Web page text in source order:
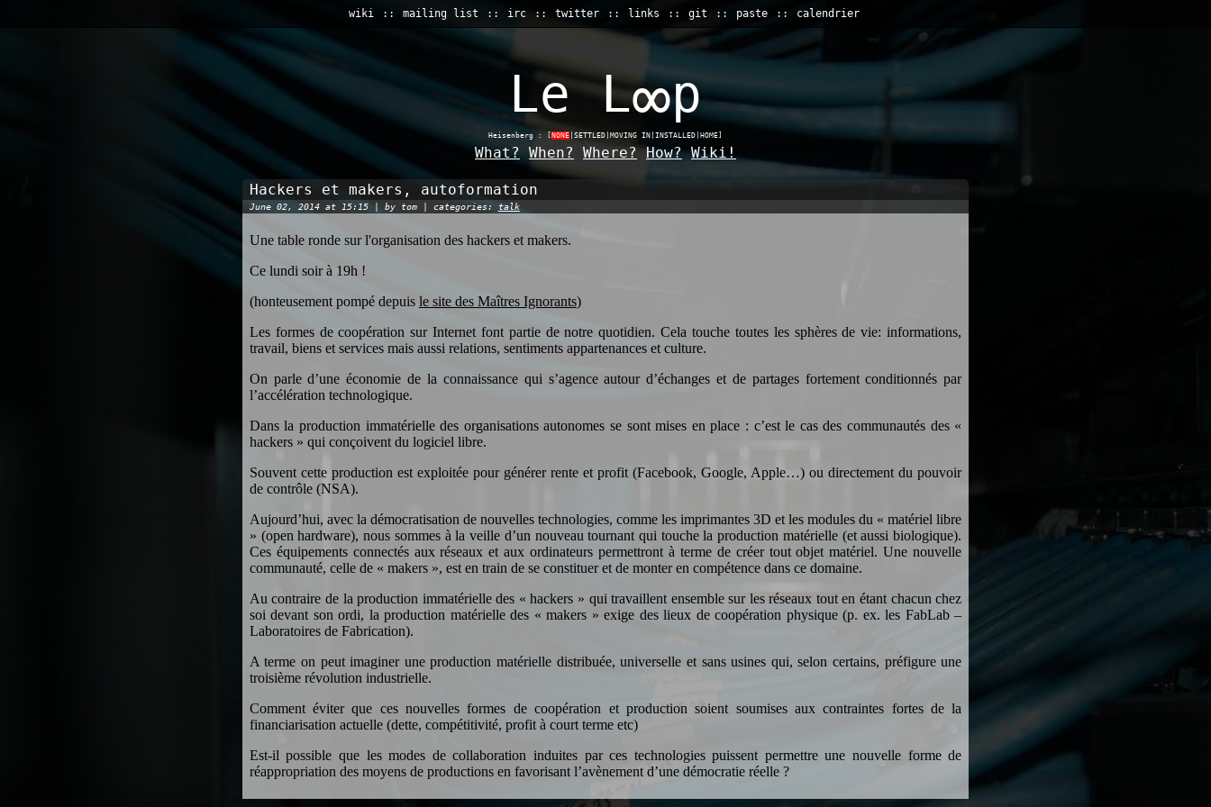
wiki mailing list irc twitter links git paste calendrier
Le L∞p
Heisenberg : [ NONE |SETTLED|MOVING IN|INSTALLED|HOME]
What? When? Where? How? Wiki!
Hackers et makers, autoformation
June 02, 2014 at 15:15 | by tom | categories: talk
Une table ronde sur l'organisation des hackers et makers.
Ce lundi soir à 19h !
(honteusement pompé depuis le site des Maîtres Ignorants)
Les formes de coopération sur Internet font partie de notre quotidien. Cela touche toutes les sphères de vie: informations,
travail, biens et services mais aussi relations, sentiments appartenances et culture.
On parle d’une économie de la connaissance qui s’agence autour d’échanges et de partages fortement conditionnés par
l’accélération technologique.
Dans la production immatérielle des organisations autonomes se sont mises en place : c’est le cas des communautés des «
hackers » qui conçoivent du logiciel libre.
Souvent cette production est exploitée pour générer rente et profit (Facebook, Google, Apple…) ou directement du pouvoir
de contrôle (NSA).
Aujourd’hui, avec la démocratisation de nouvelles technologies, comme les imprimantes 3D et les modules du « matériel libre
» (open hardware), nous sommes à la veille d’un nouveau tournant qui touche la production matérielle (et aussi biologique).
Ces équipements connectés aux réseaux et aux ordinateurs permettront à terme de créer tout objet matériel. Une nouvelle
communauté, celle de « makers », est en train de se constituer et de monter en compétence dans ce domaine.
Au contraire de la production immatérielle des « hackers » qui travaillent ensemble sur les réseaux tout en étant chacun chez
soi devant son ordi, la production matérielle des « makers » exige des lieux de coopération physique (p. ex. les FabLab –
Laboratoires de Fabrication).
A terme on peut imaginer une production matérielle distribuée, universelle et sans usines qui, selon certains, préfigure une
troisième révolution industrielle.
Comment éviter que ces nouvelles formes de coopération et production soient soumises aux contraintes fortes de la
financiarisation actuelle (dette, compétitivité, profit à court terme etc)
Est-il possible que les modes de collaboration induites par ces technologies puissent permettre une nouvelle forme de
réappropriation des moyens de productions en favorisant l’avènement d’une démocratie réelle ?